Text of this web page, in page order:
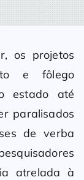
os projetos
e fôlego
estado até
paralisados
de verba
atrelada à